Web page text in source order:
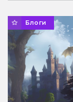
Блоги